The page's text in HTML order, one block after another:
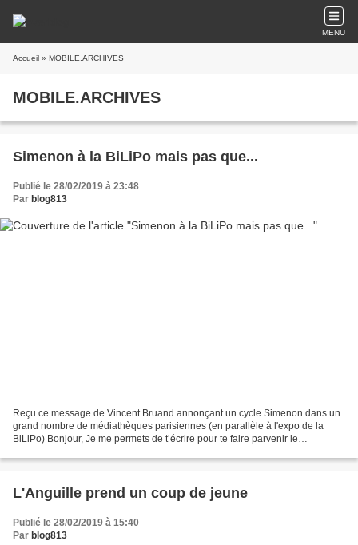
MENU
Accueil » MOBILE.ARCHIVES
MOBILE.ARCHIVES
Simenon à la BiLiPo mais pas que...
Publié le 28/02/2019 à 23:48
Par blog813
Reçu ce message de Vincent Bruand annonçant un cycle Simenon dans un
grand nombre de médiathèques parisiennes (en parallèle à l'expo de la
BiLiPo) Bonjour, Je me permets de t’écrire pour te faire parvenir le
L'Anguille prend un coup de jeune
Publié le 28/02/2019 à 15:40
Par blog813